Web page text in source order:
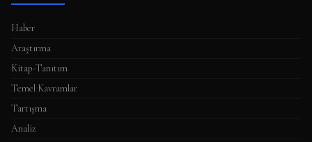
a
s
ı
Haber
Araştırma
Kitap-Tanıtım
Temel Kavramlar
Tartışma
Analiz